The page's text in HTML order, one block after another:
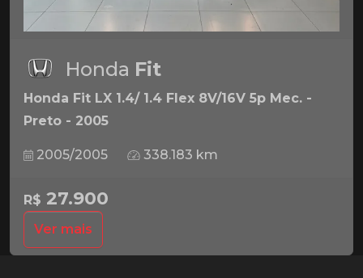
Honda Fit
Honda Fit LX 1.4/ 1.4 Flex 8V/16V 5p Mec. -
Preto - 2005
2005/2005 338.183 km
R$ 27.900
Ver mais